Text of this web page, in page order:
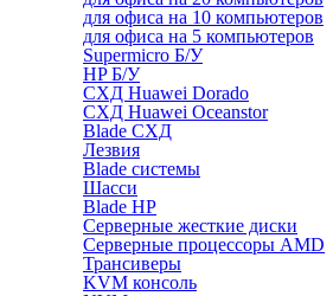
для офиса на 10 компьютеров
для офиса на 5 компьютеров
Supermicro Б/У
HP Б/У
СХД Huawei Dorado
СХД Huawei Oceanstor
Blade СХД
Лезвия
Blade системы
Шасси
Blade HP
Серверные жесткие диски
Серверные процессоры AMD
Трансиверы
KVM консоль